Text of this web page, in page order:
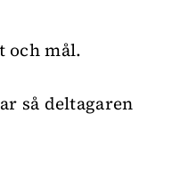
och mål.
så deltagaren